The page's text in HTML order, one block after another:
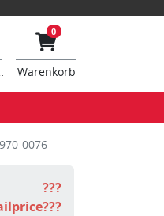
0
Warenkorb
0076
???